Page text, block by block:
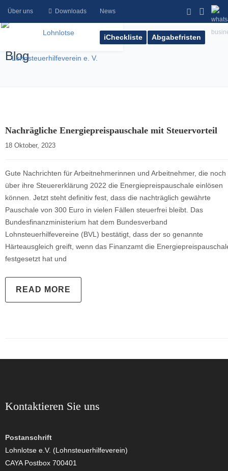
Abgabefristen
iCheckliste
Über uns Downloads News
Blog
Nachrägliche Energiepreispauschale mit Steuervorteil
18 Oktober, 2023
Gute Nachrichten für Arbeitnehmerinnen und Arbeitnehmer, die noch
über ihre Steuererklärung 2022 die Energiepreispauschale einlösen
können. Jetzt steht definitiv fest, dass die nachträglich gewährte
Pauschale von 300 Euro in vielen Fällen steuerfrei bleibt. Das
Bundesfinanzministerium hat dem Bundesverband
Lohnsteuerhilfevereine (BVL) bestätigt, dass der so genannte
Härteausgleich greift, wenn das Finanzamt die
festgesetzt hat und
READ MORE
Kontaktieren Sie uns
Postanschrift
Lohnlotse e.V. (Lohnsteuerhilfeverein)
CAYA Postbox 700401